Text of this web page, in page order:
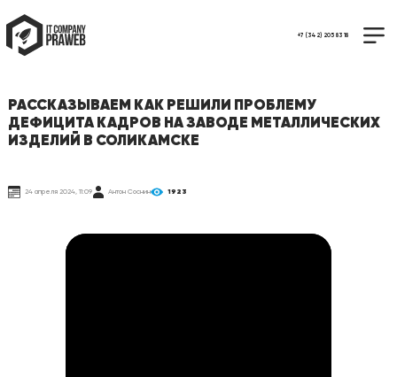
+7 (342) 205 83 18
24 апреля 2024, 11:09 Антон Соснин 1923
РАССКАЗЫВАЕМ КАК РЕШИЛИ ПРОБЛЕМУ
ДЕФИЦИТА КАДРОВ НА ЗАВОДЕ МЕТАЛЛИЧЕСКИХ
ИЗДЕЛИЙ В СОЛИКАМСКЕ